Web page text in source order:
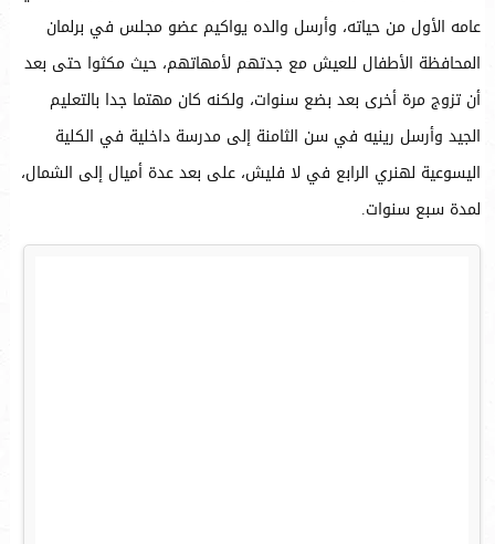
عامه الأول من حياته، وأرسل والده يواكيم عضو مجلس في برلمان
المحافظة الأطفال للعيش مع جدتهم لأمهاتهم، حيث مكثوا حتى بعد
أن تزوج مرة أخرى بعد بضع سنوات، ولكنه كان مهتما جدا بالتعليم
الجيد وأرسل رينيه في سن الثامنة إلى مدرسة داخلية في الكلية
اليسوعية لهنري الرابع في لا فليش، على بعد عدة أميال إلى الشمال،
لمدة سبع سنوات.